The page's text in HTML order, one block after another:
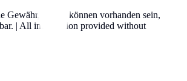
Gewähr, Fehler können vorhanden sein,
| All information provided without